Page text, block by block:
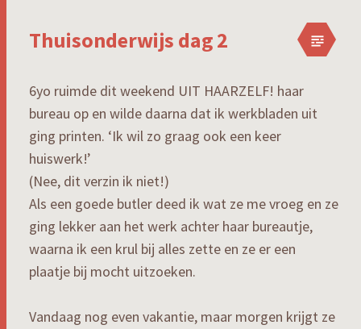
Thuisonderwijs dag 2
6yo ruimde dit weekend UIT HAARZELF! haar
bureau op en wilde daarna dat ik werkbladen uit
ging printen. ‘Ik wil zo graag ook een keer
huiswerk!’
(Nee, dit verzin ik niet!)
Als een goede butler deed ik wat ze me vroeg en ze
ging lekker aan het werk achter haar bureautje,
waarna ik een krul bij alles zette en ze er een
plaatje bij mocht uitzoeken.
Vandaag nog even vakantie, maar morgen krijgt ze